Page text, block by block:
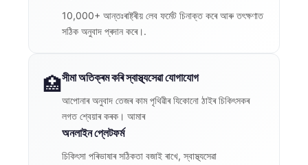
10,000+ আন্তঃৰাষ্ট্ৰীয় লেব ফৰ্মেট চিনাক্ত কৰে আৰু তৎক্ষণাত
সঠিক অনুবাদ প্ৰদান কৰে।.
🏥সীমা অতিক্ৰম কৰি স্বাস্থ্যসেৱা যোগাযোগ
আপোনাৰ অনুবাদ তেজৰ কাম পৃথিৱীৰ যিকোনো ঠাইৰ চিকিৎসকৰ
লগত শ্বেয়াৰ কৰক। আমাৰ
অনলাইন প্লেটফৰ্ম
চিকিৎসা পৰিভাষাৰ সঠিকতা বজাই ৰাখে, স্বাস্থ্যসেৱা